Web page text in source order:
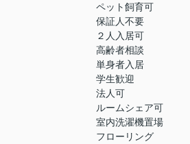
ペット飼育可
保証人不要
２人入居可
高齢者相談
単身者入居
学生歓迎
法人可
ルームシェア可
室内洗濯機置場
フローリング